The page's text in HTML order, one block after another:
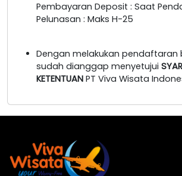
Pembayaran Deposit : Saat
Pelunasan : Maks H-25
Dengan melakukan pendaftaran
sudah dianggap menyetujui
KETENTUAN PT Viva Wisata